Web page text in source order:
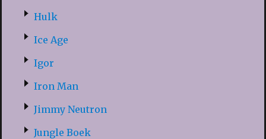
Hulk
Ice Age
Igor
Iron Man
Jimmy Neutron
Jungle Boek